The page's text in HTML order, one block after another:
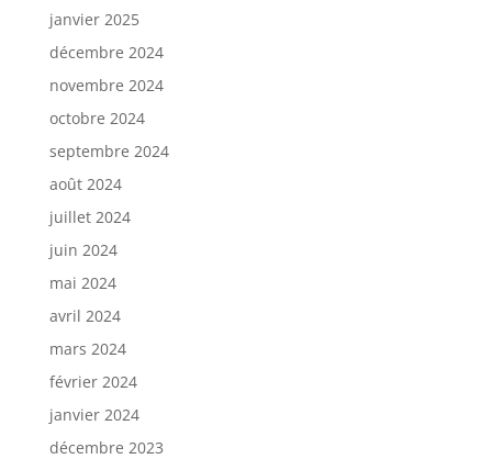
janvier 2025
décembre 2024
novembre 2024
octobre 2024
septembre 2024
août 2024
juillet 2024
juin 2024
mai 2024
avril 2024
mars 2024
février 2024
janvier 2024
décembre 2023